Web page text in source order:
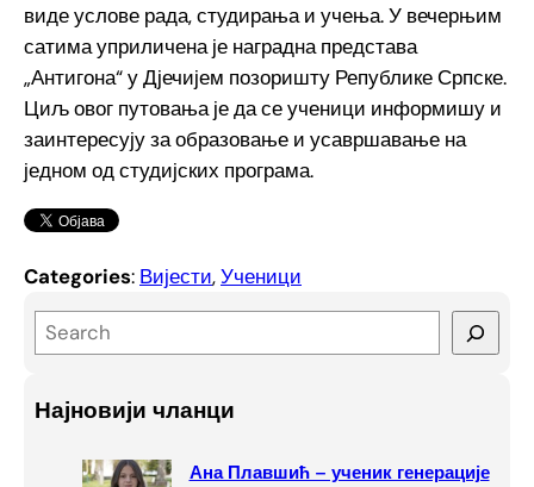
виде услове рада, студирања и учења. У вечерњим
сатима уприличена је наградна представа
„Антигона“ у Дјечијем позоришту Републике Српске.
Циљ овог путовања је да се ученици информишу и
заинтересују за образовање и усавршавање на
једном од студијских програма.
Categories: Вијести, Ученици
e
rНајновији чланци
Ана Плавшић – ученик генерације